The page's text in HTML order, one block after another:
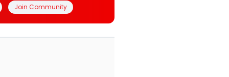
Join Community